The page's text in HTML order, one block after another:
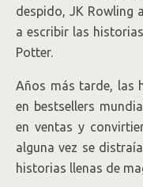
despido, JK Rowling
a escribir las
Potter.
Años más tarde, las
en bestsellers
en ventas y
alguna vez se
historias llenas de